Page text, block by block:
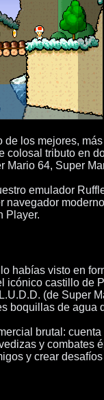
los mejores,
colosal tributo en
Mario 64, Super
emulador
navegador
Player.
habías visto en
icónico castillo de
(de Super
boquillas de agua
brutal:
y combates
y crear